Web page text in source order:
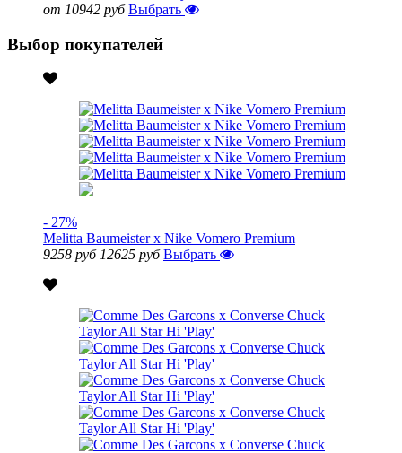
от 10942 руб Выбрать
Выбор покупателей
- 27%
Melitta Baumeister x Nike Vomero Premium
9258 руб 12625 руб Выбрать